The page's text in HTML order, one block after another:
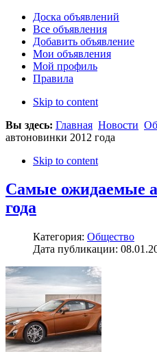
Доска объявлений
Все объявления
Добавить объявление
Мои объявления
Мой профиль
Правила
Skip to content
Вы здесь: Главная Новости
автоновинки 2012 года
Skip to content
Самые ожидаемые
года
Категория: Общество
Дата публикации: